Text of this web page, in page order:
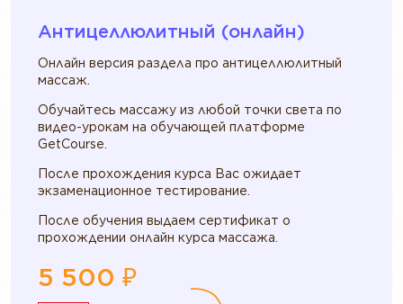
Антицеллюлитный (онлайн)
Онлайн версия раздела про антицеллюлитный
массаж.
Обучайтесь массажу из любой точки света по
видео-урокам на обучающей платформе
GetCourse.
После прохождения курса Вас ожидает
экзаменационное тестирование.
После обучения выдаем сертификат о
прохождении онлайн курса массажа.
5 500 ₽